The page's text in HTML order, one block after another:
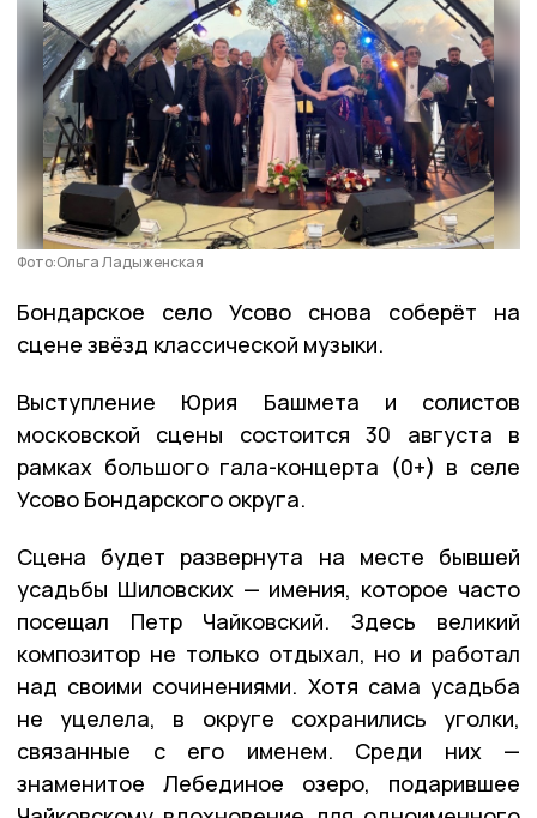
Фото:Ольга Ладыженская
Бондарское село Усово снова соберёт на
сцене звёзд классической музыки.
Выступление Юрия Башмета и солистов
московской сцены состоится 30 августа в
рамках большого гала-концерта (0+) в селе
Усово Бондарского округа.
Сцена будет развернута на месте бывшей
усадьбы Шиловских — имения, которое часто
посещал Петр Чайковский. Здесь великий
композитор не только отдыхал, но и работал
над своими сочинениями. Хотя сама усадьба
не уцелела, в округе сохранились уголки,
связанные с его именем. Среди них —
знаменитое Лебединое озеро, подарившее